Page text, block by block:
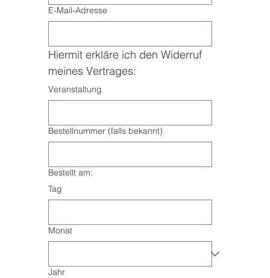
E-Mail-Adresse
Hiermit erkläre ich den Widerruf
meines Vertrages:
Veranstaltung
Bestellnummer (falls bekannt)
Bestellt am:
Tag
Monat
Jahr